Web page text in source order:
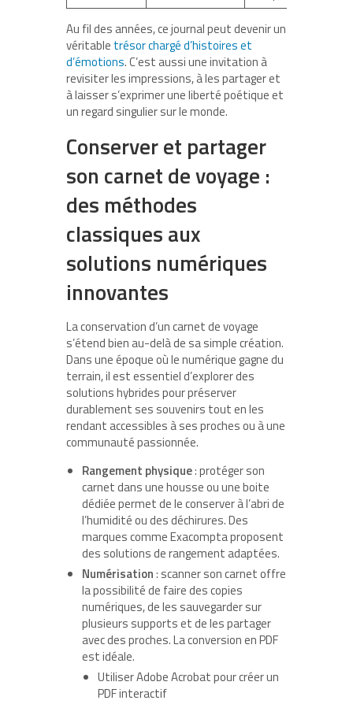
Au fil des années, ce journal peut devenir un
véritable trésor chargé d’histoires et
d’émotions. C’est aussi une invitation à
revisiter les impressions, à les partager et
à laisser s’exprimer une liberté poétique et
un regard singulier sur le monde.
Conserver et partager
son carnet de voyage :
des méthodes
classiques aux
solutions numériques
innovantes
La conservation d’un carnet de voyage
s’étend bien au-delà de sa simple création.
Dans une époque où le numérique gagne du
terrain, il est essentiel d’explorer des
solutions hybrides pour préserver
durablement ses souvenirs tout en les
rendant accessibles à ses proches ou à une
communauté passionnée.
Rangement physique: protéger son
carnet dans une housse ou une boite
dédiée permet de le conserver à l’abri de
l’humidité ou des déchirures. Des
marques comme Exacompta proposent
des solutions de rangement adaptées.
Numérisation: scanner son carnet offre
la possibilité de faire des copies
numériques, de les sauvegarder sur
plusieurs supports et de les partager
avec des proches. La conversion en PDF
est idéale.
Utiliser Adobe Acrobat pour créer un
PDF interactif